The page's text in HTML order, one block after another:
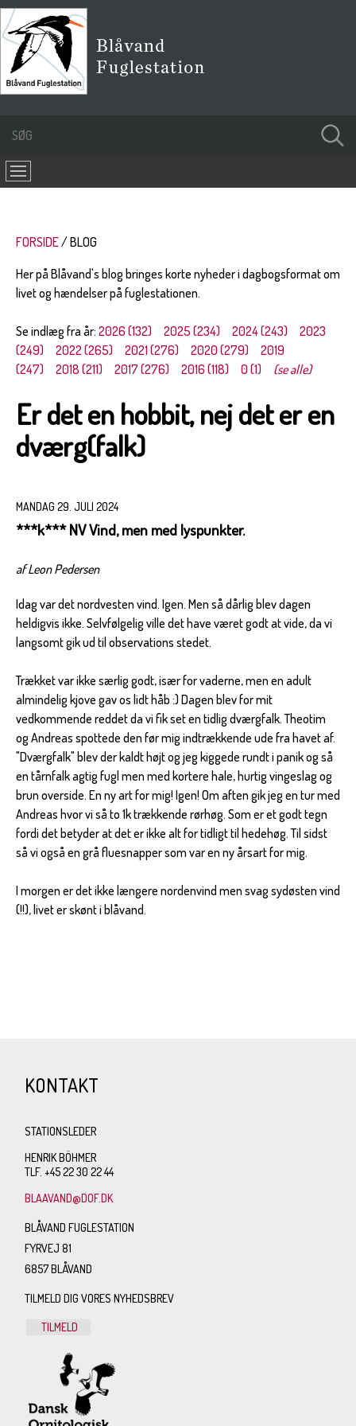
FORSIDE
BLOG
Her på Blåvand's blog bringes korte nyheder i dagbogsformat om
livet og hændelser på fuglestationen.
Se indlæg fra år: 2026 (132) 2025 (234) 2024 (243)
2023
(249)
2022 (265) 2021 (276) 2020 (279)
2019
(247)
2018 (211) 2017 (276) 2016 (118) 0 (1) (se alle)
Er det en hobbit, nej det er en
dværg(falk)
MANDAG 29. JULI 2024
***k*** NV Vind, men med lyspunkter.
af Leon Pedersen
Idag var det nordvesten vind. Igen. Men så dårlig blev dagen
heldigvis ikke. Selvfølgelig ville det have været godt at vide, da vi
langsomt gik ud til observations stedet.
Trækket var ikke særlig godt, især for vaderne, men en adult
almindelig kjove gav os lidt håb :) Dagen blev for mit
vedkommende reddet da vi fik set en tidlig dværgfalk. Theotim
og Andreas spottede den før mig indtrækkende ude fra havet af.
"Dværgfalk" blev der kaldt højt og jeg kiggede rundt i panik og så
en tårnfalk agtig fugl men med kortere hale, hurtig vingeslag og
brun overside. En ny art for mig! Igen! Om aften gik jeg en tur med
Andreas hvor vi så to 1k trækkende rørhøg. Som er et godt tegn
fordi det betyder at det er ikke alt for tidligt til hedehøg. Til sidst
så vi også en grå fluesnapper som var en ny årsart for mig.
I morgen er det ikke længere nordenvind men svag sydøsten vind
(!!), livet er skønt i blåvand.
KONTAKT
STATIONSLEDER
HENRIK BÖHMER
TLF. +45 22 30 22 44
BLAAVAND@DOF.DK
BLÅVAND FUGLESTATION
FYRVEJ 81
6857 BLÅVAND
TILMELD DIG VORES NYHEDSBREV
TILMELD